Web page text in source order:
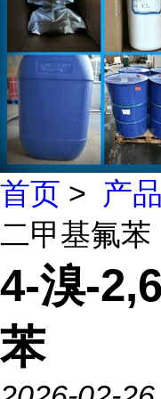
首页 > 产
二甲基氟苯
4-溴-
苯